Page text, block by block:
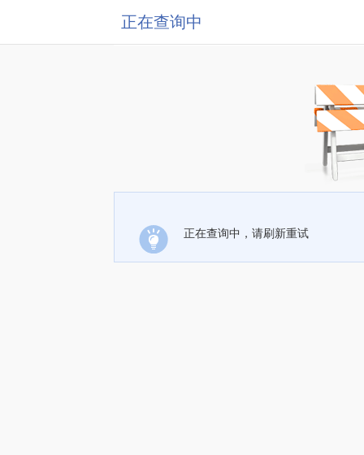
正在查询中
正在查询中，请刷新重试